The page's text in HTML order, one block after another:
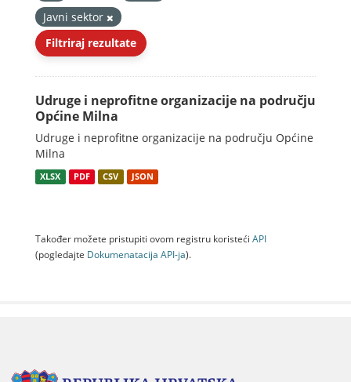
Javni sektor
Filtriraj rezultate
Udruge i neprofitne organizacije na području
Općine Milna
Udruge i neprofitne organizacije na području Općine
Milna
XLSX PDF CSV JSON
Također možete pristupiti ovom registru koristeći API
(pogledajte Dokumenаtаcijа API-jа).